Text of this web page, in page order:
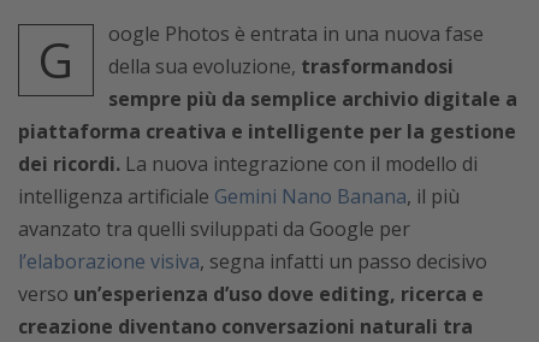
G
oogle Photos è entrata in una nuova fase
della sua evoluzione, trasformandosi
sempre più da semplice archivio digitale a
piattaforma creativa e intelligente per la gestione
dei ricordi. La nuova integrazione con il modello di
intelligenza artificiale Gemini Nano Banana, il più
avanzato tra quelli sviluppati da Google per
l’elaborazione visiva, segna infatti un passo decisivo
verso un’esperienza d’uso dove editing, ricerca e
creazione diventano conversazioni naturali tra